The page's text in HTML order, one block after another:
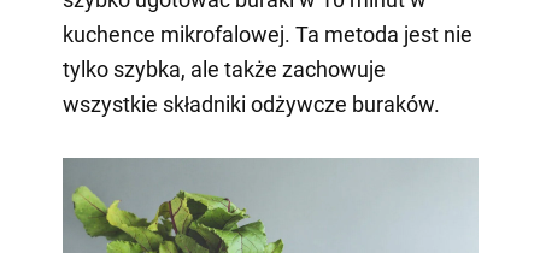
kuchence mikrofalowej. Ta metoda jest nie
tylko szybka, ale także zachowuje
wszystkie składniki odżywcze buraków.